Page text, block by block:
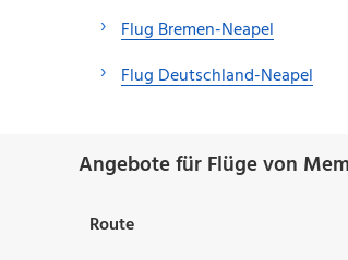
Flug Bremen-Neapel
Flug Deutschland-Neapel
Angebote für Flüge von
Route